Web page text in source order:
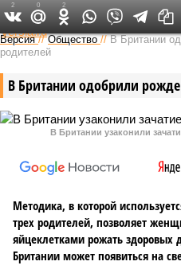
Версия //Общество //В Британии
родителей
В Британии одобрили
В Британии узаконили
Методика, в которой
трех родителей, позволяет
яйцеклетками рожать здоровых
Британии может появиться на
2 0 2